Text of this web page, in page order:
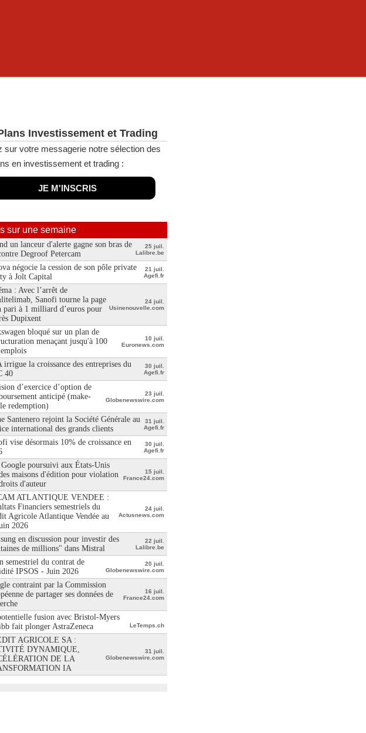
Investissement et Trading
sur votre messagerie notre sélection des
en investissement et trading :
JE M'INSCRIS
sur une semaine
un lanceur d'alerte gagne son bras de
Degroof Petercam
25 juil.
Lalibre.be
négocie la cession de son pôle private
à Jolt Capital
21 juil.
Agefi.fr
: Avec l’arrêt de
Sanofi tourne la page
pari à 1 milliard d’euros pour
Dupixent
24 juil.
Usinenouvelle.com
bloqué sur un plan de
menaçant jusqu'à 100
10 juil.
Euronews.com
irrigue la croissance des entreprises du
40
30 juil.
Agefi.fr
d’exercice d’option de
anticipé (make-
redemption)
23 juil.
Globenewswire.com
Santenero rejoint la Société Générale au
international des grands clients
31 juil.
Agefi.fr
vise désormais 10% de croissance en
30 juil.
Agefi.fr
poursuivi aux États-Unis
maisons d'édition pour violation
d'auteur
15 juil.
France24.com
ATLANTIQUE VENDEE :
Financiers semestriels du
Agricole Atlantique Vendée au
2026
24 juil.
Actusnews.com
en discussion pour investir des
de millions" dans Mistral
22 juil.
Lalibre.be
semestriel du contrat de
IPSOS - Juin 2026
20 juil.
Globenewswire.com
contraint par la Commission
de partager ses données de
16 juil.
France24.com
fusion avec Bristol-Myers
fait plonger AstraZeneca
LeTemps.ch
AGRICOLE SA :
DYNAMIQUE,
DE LA
IA
31 juil.
Globenewswire.com